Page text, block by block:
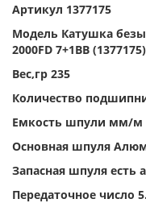
Артикул 1377175
Модель Катушка
2000FD 7+1BB (1377175)
Вес,гр 235
Количество
Емкость шпули мм/м
Основная шпуля
Запасная шпуля есть
Передаточное число